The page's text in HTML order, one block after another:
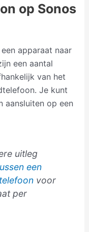
op Sonos
apparaat naar
een aantal
van het
Je kunt
aansluiten op een
uitleg
een
voor
per